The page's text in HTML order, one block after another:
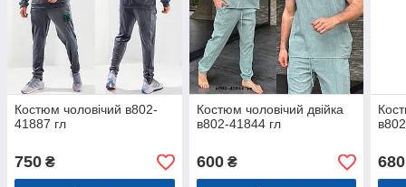
Костюм чоловічий в802-
41887 гл
750 ₴
Костюм чоловічий двійка
в802-41844 гл
600₴ 680